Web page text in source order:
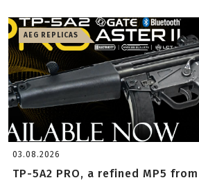
AEG REPLICAS
03.08.2026
TP-5A2 PRO, a refined MP5